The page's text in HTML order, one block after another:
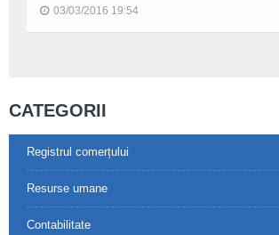
03/03/2016 19:54
CATEGORII
Registrul comerțului
Resurse umane
Contabilitate